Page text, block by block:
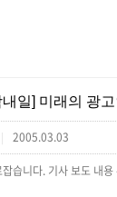
일] 미래의 광
| 2005.03.03